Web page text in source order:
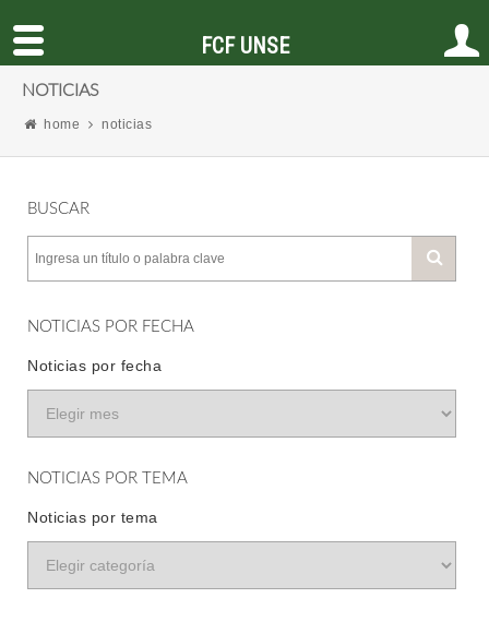
NOTICIAS
home noticias
BUSCAR
NOTICIAS POR FECHA
Noticias por fecha
NOTICIAS POR TEMA
Noticias por tema
FCF UNSE